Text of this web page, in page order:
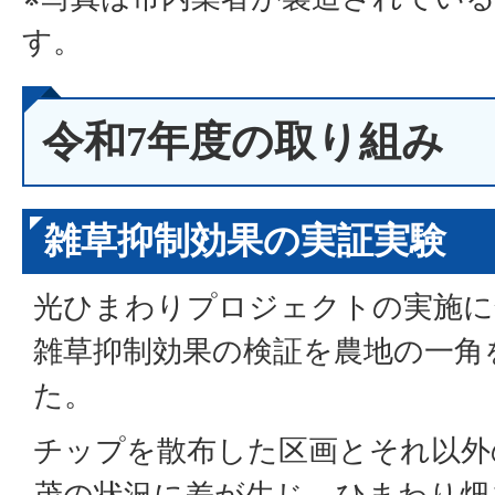
す。
令和7年度の取り組み
雑草抑制効果の実証実験
光ひまわりプロジェクトの実施
雑草抑制効果の検証を農地の一
た。
チップを散布した区画とそれ以